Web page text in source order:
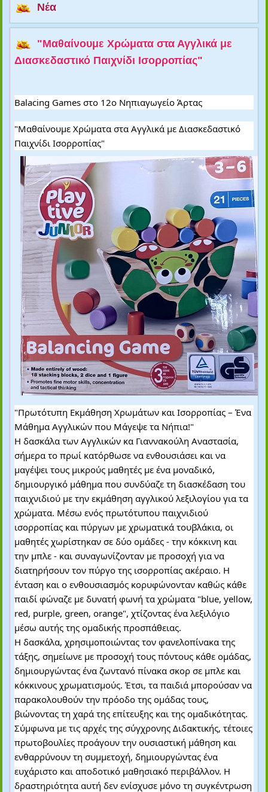
Νέα
"Μαθαίνουμε Χρώματα στα Αγγλικά με
Διασκεδαστικό Παιχνίδι Ισορροπίας"
Balacing Games στο 12ο Νηπιαγωγείο Άρτας
"Μαθαίνουμε Χρώματα στα Αγγλικά με Διασκεδαστικό
Παιχνίδι Ισορροπίας"
"Πρωτότυπη Εκμάθηση Χρωμάτων και Ισορροπίας – Ένα
Μάθημα Αγγλικών που Μάγεψε τα Νήπια!"
Η δασκάλα των Αγγλικών κα Γιαννακούλη Αναστασία,
σήμερα το πρωί κατόρθωσε να ενθουσιάσει και να
μαγέψει τους μικρούς μαθητές με ένα μοναδικό,
δημιουργικό μάθημα που συνδύαζε τη διασκέδαση του
παιχνιδιού με την εκμάθηση αγγλικού λεξιλογίου για τα
χρώματα. Μέσω ενός πρωτότυπου παιχνιδιού
ισορροπίας και πύργων με χρωματικά τουβλάκια, οι
μαθητές χωρίστηκαν σε δύο ομάδες - την κόκκινη και
την μπλε - και συναγωνίζονταν με προσοχή για να
διατηρήσουν τον πύργο της ισορροπίας ακέραιο. Η
ένταση και ο ενθουσιασμός κορυφώνονταν καθώς κάθε
παιδί φώναζε με δυνατή φωνή τα χρώματα "blue, yellow,
red, purple, green, orange", χτίζοντας ένα λεξιλόγιο
μέσω αυτής της ομαδικής προσπάθειας.
Η δασκάλα, χρησιμοποιώντας τον φανελοπίνακα της
τάξης, σημείωνε με προσοχή τους πόντους κάθε ομάδας,
δημιουργώντας ένα ζωντανό πίνακα σκορ σε μπλε και
κόκκινους χρωματισμούς. Έτσι, τα παιδιά μπορούσαν να
παρακολουθούν την πρόοδο της ομάδας τους,
βιώνοντας τη χαρά της επίτευξης και της ομαδικότητας.
Σύμφωνα με τις αρχές της σύγχρονης Διδακτικής, τέτοιες
πρωτοβουλίες προάγουν την ουσιαστική μάθηση και
ενθαρρύνουν τη συμμετοχή, δημιουργώντας ένα
ευχάριστο και αποδοτικό μαθησιακό περιβάλλον. Η
δραστηριότητα αυτή δεν ενίσχυσε μόνο τη συγκέντρωση